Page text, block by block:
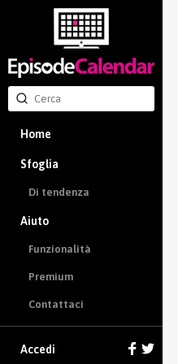
Home
Sfoglia
Di tendenza
Aiuto
Funzionalità
Premium
Contattaci
Accedi